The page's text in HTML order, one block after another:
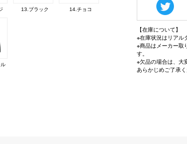
13.ブラック 14.チョコ
【在庫について】
※在庫状況はリアル
※商品はメーカー取
す。
※欠品の場合は、大
あらかじめご了承く